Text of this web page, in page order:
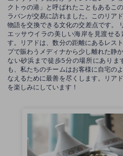
クトゥの港」と呼ばれたこともあるこ
ラバンが交易に訪れました。このリア
物語を交換できる文化の交差点です。
エッサウイラの美しい海岸を見渡せ
す。リアドは、数分の距離にあるレス
プで賑わうメディナから少し離れた静
ない砂浜まで徒歩5分の場所にありま
も、私たちのチームはお客様に自宅の
なえるために最善を尽くします。リア
を楽しみにしています！